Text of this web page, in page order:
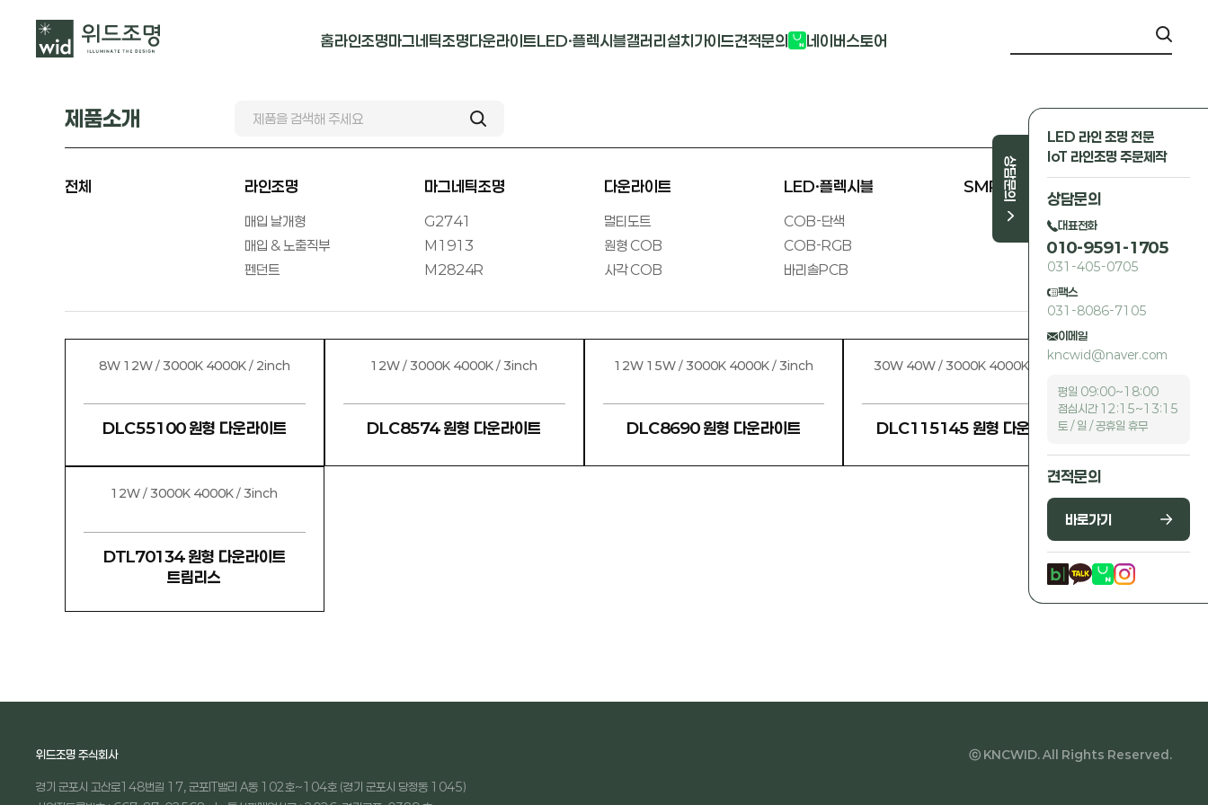
홈라인조명
매입 & 노출직부
펜던트
마그네틱조명
M2824R
다운라이트
원형 COB
사각 COB
LED·플렉시블
바리솔PCB
갤러리설치가이드견적문의 네이버스토어
상담문의
LED 라인 조명 전문
IoT 라인조명 주문제작
상담문의
대표전화
010-9591-1705
031-405-0705
팩스
031-8086-7105
이메일
kncwid@naver.com
평일 09:00~18:00
점심시간 12:15~13:15
토 / 일 / 공휴일 휴무
견적문의
바로가기
제품소개
전체 라인조명
매입 날개형
매입 & 노출직부
펜던트
마그네틱조명
G2741
M1913
M2824R
다운라이트
멀티도트
원형 COB
사각 COB
LED·플렉시블
COB-단색
COB-RGB
바리솔PCB
SMPS 외
8W 12W / 3000K 4000K / 2inch
DLC55100 원형 다운라이트
12W / 3000K 4000K / 3inch
DLC8574 원형 다운라이트
12W 15W / 3000K 4000K / 3inch
DLC8690 원형 다운라이트
30W 40W / 3000K 4000K / 4inch
DLC115145 원형 다운라이트
12W / 3000K 4000K / 3inch
DTL70134 원형 다운라이트
트림리스
위드조명 주식회사
경기 군포시 고산로148번길 17, 군포IT밸리 A동 102호~104호 (경기 군포시 당정동 1045)
ⓒ KNCWID. All Rights Reserved.